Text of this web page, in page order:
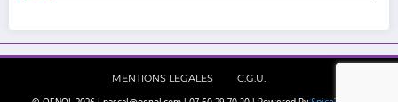
MENTIONS LEGALES C.G.U.